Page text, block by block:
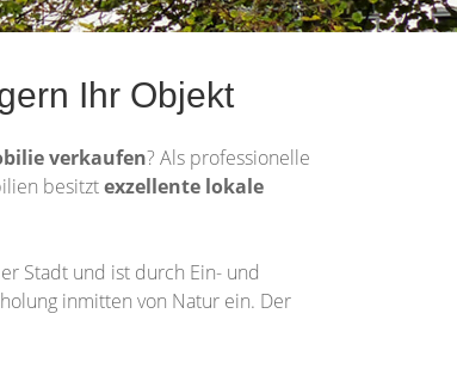
Ihr Objekt
verkaufen? Als professionelle
besitztexzellente lokale
Stadt und ist durch Ein- und
inmitten von Natur ein. Der